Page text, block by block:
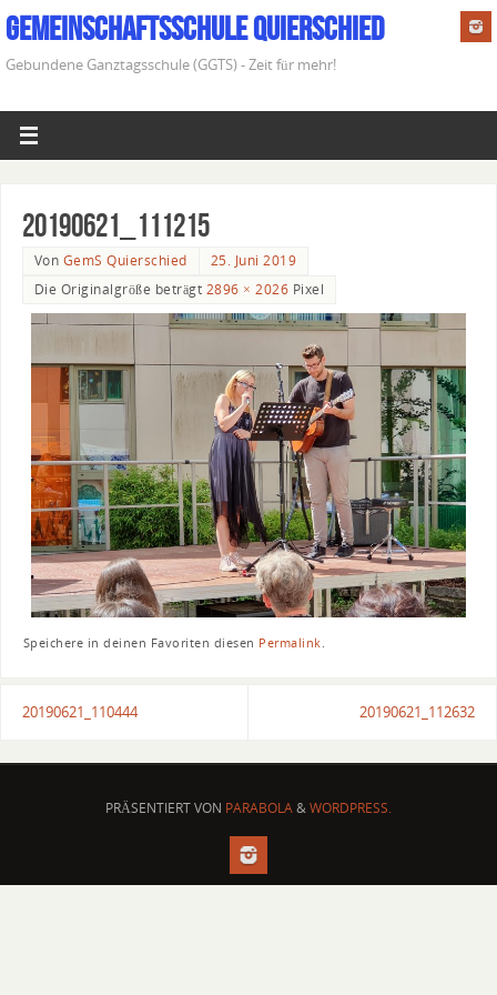
Gemeinschaftsschule Quierschied
Gebundene Ganztagsschule (GGTS) - Zeit für mehr!
20190621_111215
Von GemS Quierschied
25. Juni 2019
Die Originalgröße beträgt 2896 × 2026 Pixel
Speichere in deinen Favoriten diesen Permalink.
20190621_110444 20190621_112632
PRÄSENTIERT VON PARABOLA&WORDPRESS.